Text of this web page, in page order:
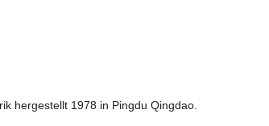
hergestellt 1978 in Pingdu Qingdao.